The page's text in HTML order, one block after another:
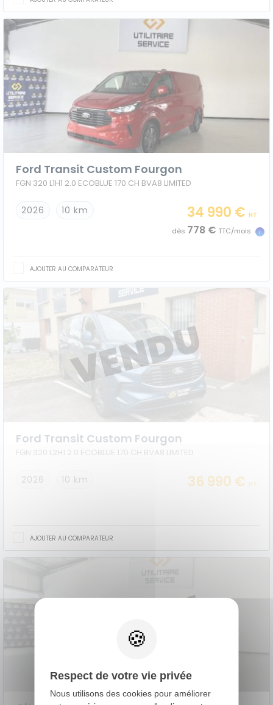
Ford Transit Custom Fourgon
FGN 320 L1H1 2.0 ECOBLUE 170 CH BVA8 LIMITED
2026 10 km 34 990 € HT
dès 778 € TTC/mois
AJOUTER AU COMPARATEUR
Ford Transit Custom Fourgon
FGN 320 L2H1 2.0 ECOBLUE 170 CH BVA8 LIMITED
2026 10 km 36 990 € HT
AJOUTER AU COMPARATEUR
Respect de votre vie privée
Nous utilisons des cookies pour améliorer